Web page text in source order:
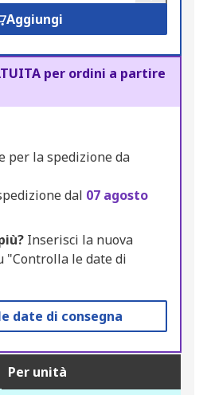
Aggiungi
per ordini a partire
per la spedizione da
dal 07 agosto
Inserisci la nuova
"Controlla le date di
date di consegna
Per unità